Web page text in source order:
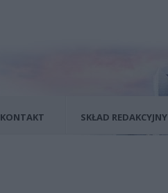
SKŁAD REDAKCYJNY